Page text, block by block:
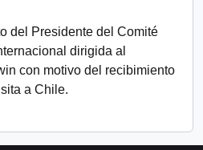
del Presidente del Comité
dirigida al
con motivo del recibimiento
a Chile.